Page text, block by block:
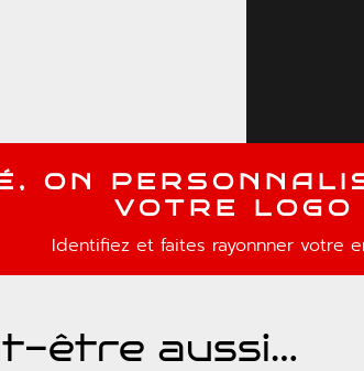
, O N P E R S O N N A L I
VOT R E LOG O
Identifiez et faites rayonnner votre
être aussi…